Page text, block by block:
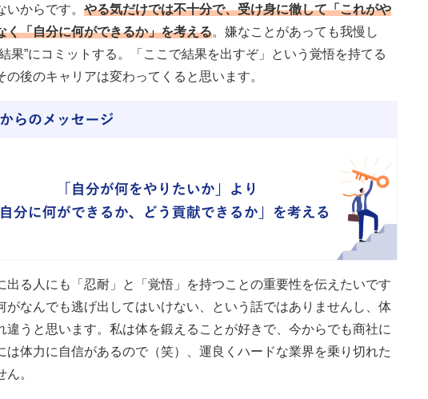
いからです。 やる気だけでは不十分で、受け身に徹して「これがや
く「自分に何ができるか」を考える。嫌なことがあっても我慢し
果”にコミットする。「ここで結果を出すぞ」という覚悟を持てる
の後のキャリアは変わってくると思います。
出る人にも「忍耐」と「覚悟」を持つことの重要性を伝えたいです
がなんでも逃げ出してはいけない、という話ではありませんし、体
違うと思います。私は体を鍛えることが好きで、今からでも商社に
は体力に自信があるので（笑）、運良くハードな業界を乗り切れた
。